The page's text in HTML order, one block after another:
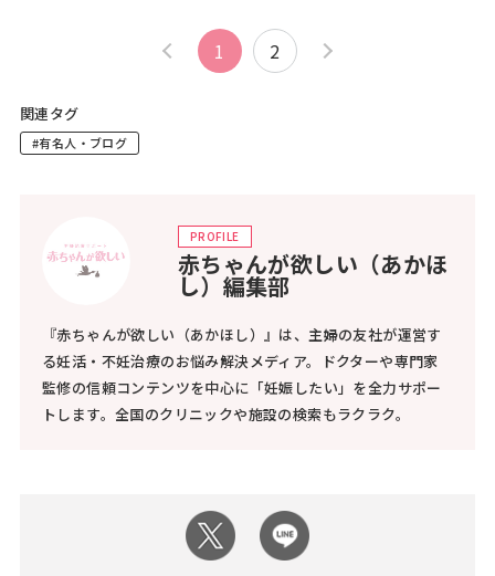
1 2
関連タグ
#有名人・ブログ
PROFILE
赤ちゃんが欲しい（あかほ
し）編集部
『赤ちゃんが欲しい（あかほし）』は、主婦の友社が運営す
る妊活・不妊治療のお悩み解決メディア。ドクターや専門家
監修の信頼コンテンツを中心に「妊娠したい」を全力サポー
トします。全国のクリニックや施設の検索もラクラク。